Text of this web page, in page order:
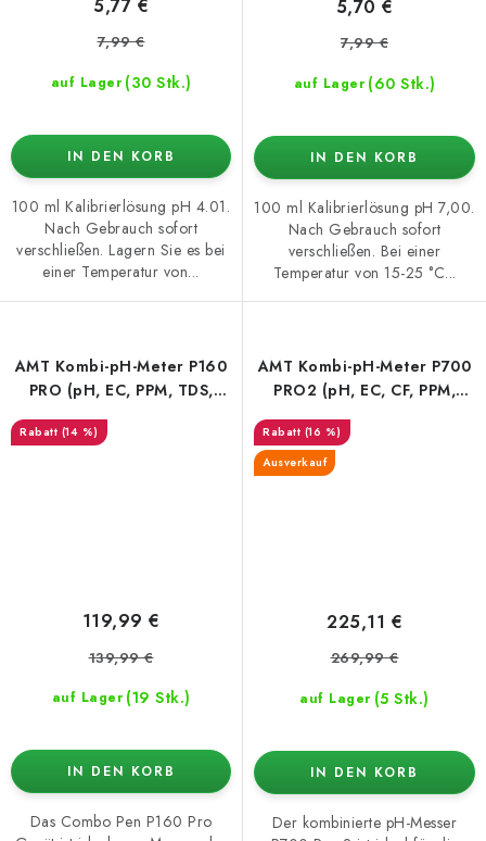
auf Lager (30 Stk.)
5,77 €
7,99 €
IN DEN KORB
100 ml Kalibrierlösung pH 4.01.
Nach Gebrauch sofort
verschließen. Lagern Sie es bei
einer Temperatur von...
auf Lager (60 Stk.)
5,70 €
7,99 €
IN DEN KORB
100 ml Kalibrierlösung pH 7,00.
Nach Gebrauch sofort
verschließen. Bei einer
Temperatur von 15-25 °C...
AMT Kombi-pH-Meter P160
PRO (pH, EC, PPM, TDS,
(14 %)
auf Lager (19 Stk.)
119,99 €
139,99 €
IN DEN KORB
Das Combo Pen P160 Pro
AMT Kombi-pH-Meter P700
PRO2 (pH, EC, CF, PPM,
(16 %)
Ausverkauf
auf Lager (5 Stk.)
225,11 €
269,99 €
IN DEN KORB
Der kombinierte pH-Messer